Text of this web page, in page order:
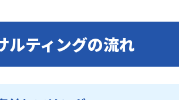
ルティングの流れ